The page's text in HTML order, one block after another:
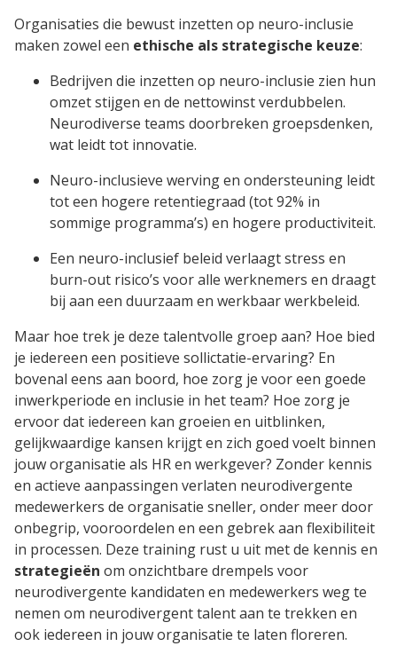
Organisaties die bewust inzetten op neuro-inclusie
maken zowel een ethische als strategische keuze:
Bedrijven die inzetten op neuro-inclusie zien hun
omzet stijgen en de nettowinst verdubbelen.
Neurodiverse teams doorbreken groepsdenken,
wat leidt tot innovatie.
Neuro-inclusieve werving en ondersteuning leidt
tot een hogere retentiegraad (tot 92% in
sommige programma’s) en hogere productiviteit.
Een neuro-inclusief beleid verlaagt stress en
burn-out risico’s voor alle werknemers en draagt
bij aan een duurzaam en werkbaar werkbeleid.
Maar hoe trek je deze talentvolle groep aan? Hoe bied
je iedereen een positieve sollictatie-ervaring? En
bovenal eens aan boord, hoe zorg je voor een goede
inwerkperiode en inclusie in het team? Hoe zorg je
ervoor dat iedereen kan groeien en uitblinken,
gelijkwaardige kansen krijgt en zich goed voelt binnen
jouw organisatie als HR en werkgever? Zonder kennis
en actieve aanpassingen verlaten neurodivergente
medewerkers de organisatie sneller, onder meer door
onbegrip, vooroordelen en een gebrek aan flexibiliteit
in processen. Deze training rust u uit met de kennis en
strategieën om onzichtbare drempels voor
neurodivergente kandidaten en medewerkers weg te
nemen om neurodivergent talent aan te trekken en
ook iedereen in jouw organisatie te laten floreren.